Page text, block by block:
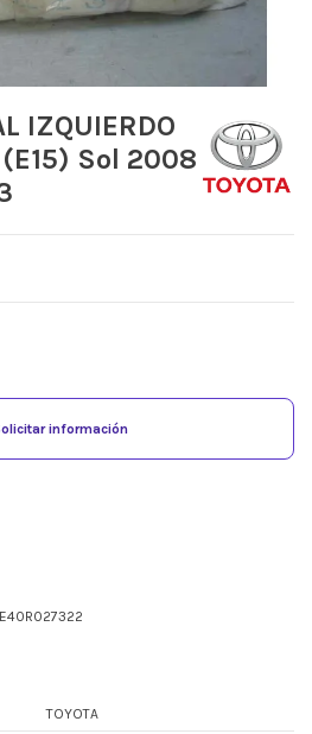
IZQUIERDO
(E15) Sol 2008
información
TOYOTA